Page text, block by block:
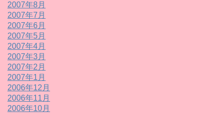
2007年8月
2007年7月
2007年6月
2007年5月
2007年4月
2007年3月
2007年2月
2007年1月
2006年12月
2006年11月
2006年10月